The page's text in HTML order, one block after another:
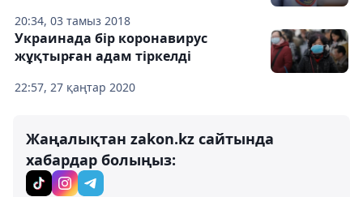
20:34, 03 тамыз 2018
22:57, 27 қаңтар 2020
Украинада бір коронавирус
жұқтырған адам тіркелді
Жаңалықтан zakon.kz сайтында
хабардар болыңыз: